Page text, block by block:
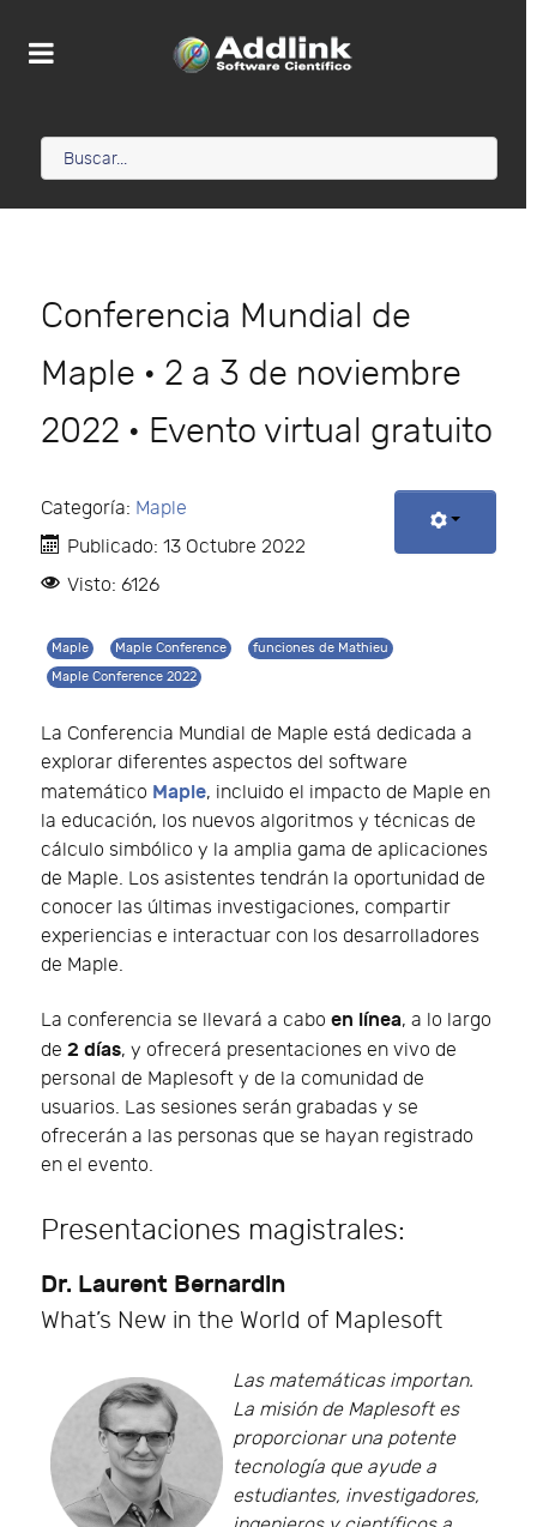
Conferencia Mundial de
Maple · 2 a 3 de noviembre
2022 · Evento virtual gratuito
Categoría: Maple
Publicado: 13 Octubre 2022
Visto: 6126
Maple Maple Conference
funciones de Mathieu
Maple Conference 2022
La Conferencia Mundial de Maple está dedicada a
explorar diferentes aspectos del software
matemático Maple, incluido el impacto de Maple en
la educación, los nuevos algoritmos y técnicas de
cálculo simbólico y la amplia gama de aplicaciones
de Maple. Los asistentes tendrán la oportunidad de
conocer las últimas investigaciones, compartir
experiencias e interactuar con los desarrolladores
de Maple.
La conferencia se llevará a cabo en línea, a lo largo
de 2 días, y ofrecerá presentaciones en vivo de
personal de Maplesoft y de la comunidad de
usuarios. Las sesiones serán grabadas y se
ofrecerán a las personas que se hayan registrado
en el evento.
Presentaciones magistrales:
Dr. Laurent Bernardin
What’s New in the World of Maplesoft
Las matemáticas importan.
La misión de Maplesoft es
proporcionar una potente
tecnología que ayude a
estudiantes, investigadores,